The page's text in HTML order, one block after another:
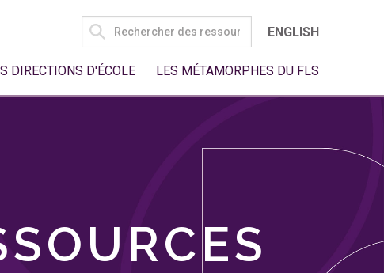
SEARCH
FOR:
ENGLISH
DIRECTIONS D'ÉCOLE LES MÉTAMORPHES DU FLS